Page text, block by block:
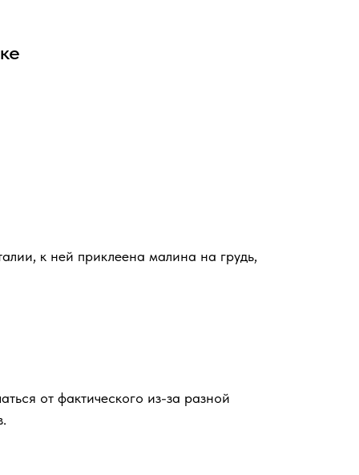
к ней приклеена малина на грудь,
от фактического из-за разной